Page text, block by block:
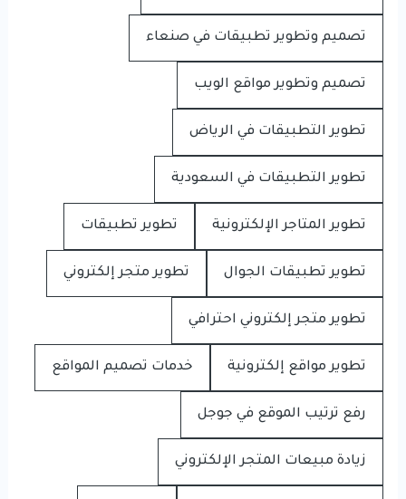
تصميم وتطوير تطبيقات في صنعاء
تصميم وتطوير مواقع الويب
تطوير التطبيقات في الرياض
تطوير التطبيقات في السعودية
تطوير المتاجر الإلكترونية تطوير تطبيقات
تطوير تطبيقات الجوال تطوير متجر إلكتروني
تطوير متجر إلكتروني احترافي
تطوير مواقع إلكترونية خدمات تصميم المواقع
رفع ترتيب الموقع في جوجل
زيادة مبيعات المتجر الإلكتروني